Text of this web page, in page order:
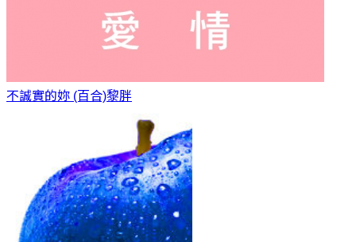
不誠實的妳 (百合)黎胖